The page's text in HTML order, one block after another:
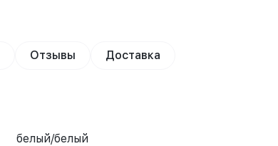
Отзывы Доставка
белый/белый